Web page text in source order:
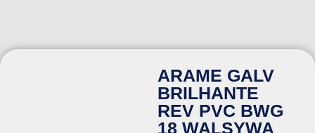
ARAME GALV
BRILHANTE
REV PVC BWG
18 WALSYWA